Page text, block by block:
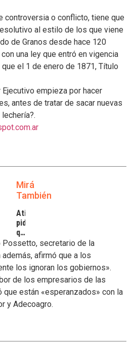
controversia o conflicto, tiene que
al estilo de los que viene
de Granos desde hace 120
una ley que entró en vigencia
el 1 de enero de 1871, Título
empieza por hacer
antes de tratar de sacar nuevas
Mirá
También
Atilra
pide
que
se
atiendan
inconvenientes
de
los
tamberos
secretario de la
afirmó que a los
los ignoran los gobiernos».
de los empresarios de las
están «esperanzados» con la
y Adecoagro.